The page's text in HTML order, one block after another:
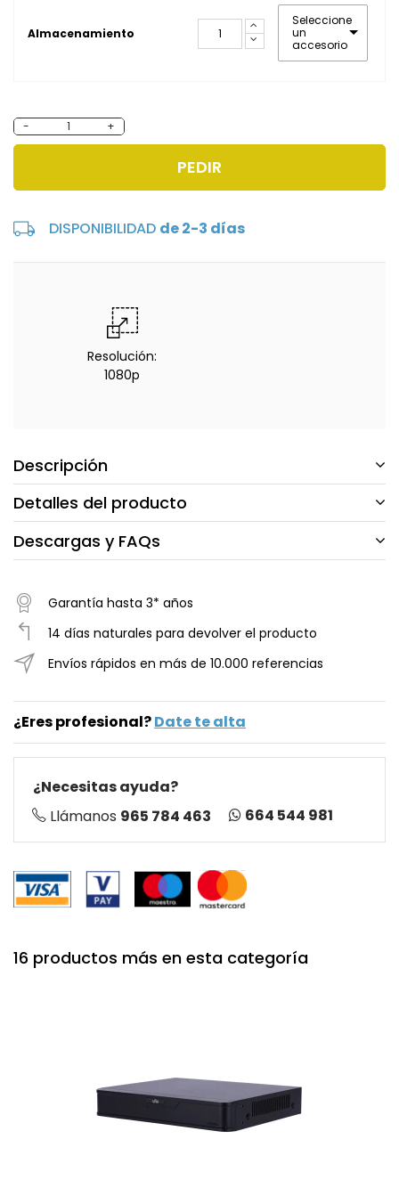
Almacenamiento
Seleccione
un
accesorio
- +
PEDIR
DISPONIBILIDAD de 2-3 días
Resolución:
1080p
Descripción
Detalles del producto
Descargas y FAQs
Garantía hasta 3* años
14 días naturales para devolver el producto
Envíos rápidos en más de 10.000 referencias
¿Eres profesional?Date te alta
¿Necesitas ayuda?
Llámanos 965 784 463 664 544 981
16 productos más en esta categoría